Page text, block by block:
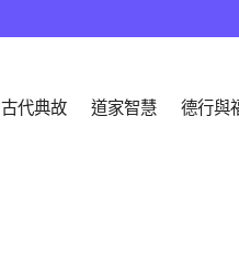
古代典故 道家智慧 德行與